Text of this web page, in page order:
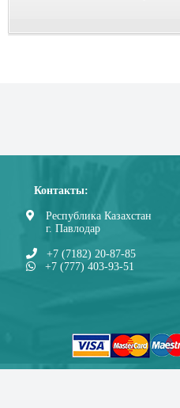
Контакты:
Республика Казахстан
г. Павлодар
+7 (7182) 20-87-85
+7 (777) 403-93-51